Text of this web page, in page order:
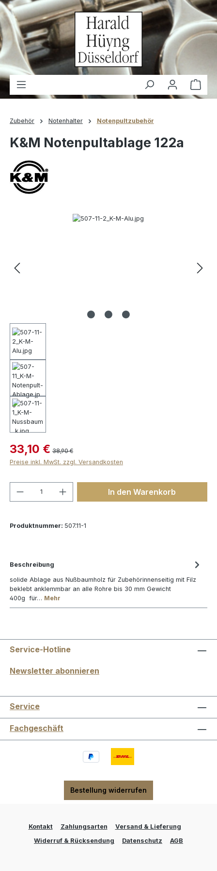
springen
Zubehör Notenhalter Notenpultzubehör
K&M Notenpultablage 122a
Bildergalerie überspringen
33,10 € 38,90 €
Preise inkl. MwSt. zzgl. Versandkosten
Produkt Anzahl: Gib denIn den Warenkorb
Produktnummer: 507.11-1
Beschreibung
solide Ablage aus Nußbaumholz für Zubehörinnenseitig mit Filz
beklebt anklemmbar an alle Rohre bis 30 mm Gewicht
400g für… Mehr
Service-Hotline
Newsletter abonnieren
Service
Fachgeschäft
Bestellung widerrufen
Kontakt Zahlungsarten
Versand & Lieferung
Widerruf & Rücksendung
Datenschutz AGB